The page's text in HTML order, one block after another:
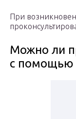
При
Можно ли
с помощью